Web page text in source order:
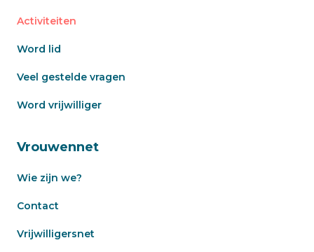
Activiteiten
Word lid
Veel gestelde vragen
Word vrijwilliger
Vrouwennet
Wie zijn we?
Contact
Vrijwilligersnet